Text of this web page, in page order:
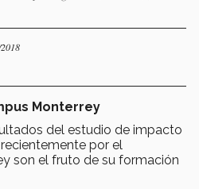
Monterrey
del estudio de impacto
por el
son el fruto de su formación